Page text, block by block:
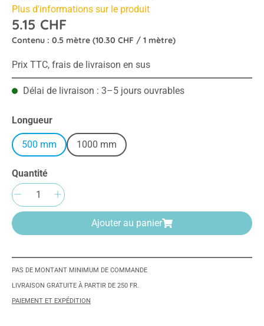
Plus d'informations sur le produit
5.15 CHF
Contenu : 0.5 mètre (10.30 CHF / 1 mètre)
Prix TTC, frais de livraison en sus
Délai de livraison : 3–5 jours ouvrables
Sélectionnez
Longueur
500 mm 1000 mm
Quantité
Quantité de produit : Entrez la quantité
Ajouter au panier
PAS DE MONTANT MINIMUM DE COMMANDE
LIVRAISON GRATUITE À PARTIR DE 250 FR.
PAIEMENT ET EXPÉDITION